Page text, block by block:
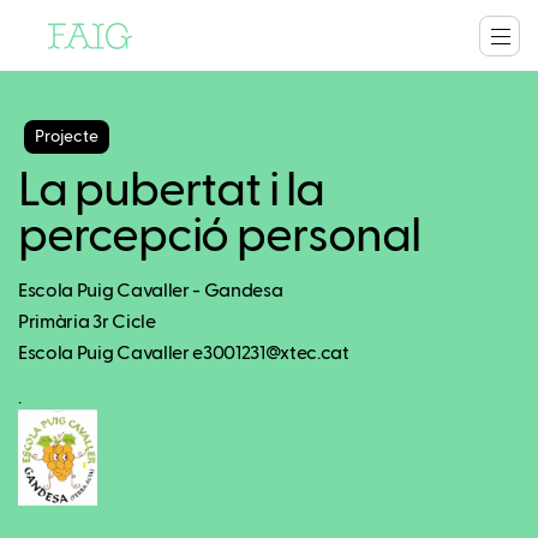
Projecte
La pubertat i la
percepció personal
Escola Puig Cavaller - Gandesa
Primària 3r Cicle
Escola Puig Cavaller e3001231@xtec.cat
.